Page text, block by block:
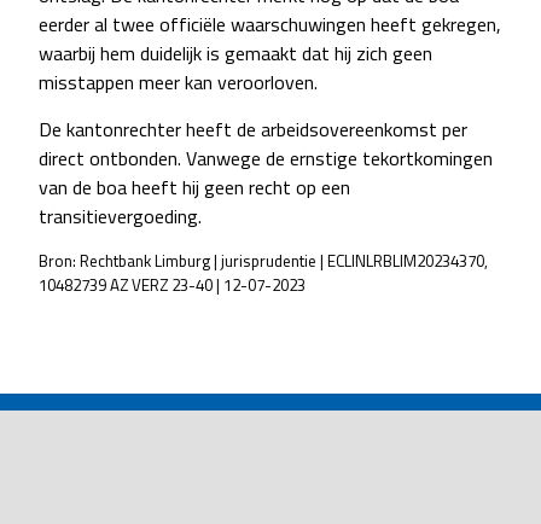
eerder al twee officiële waarschuwingen heeft gekregen,
waarbij hem duidelijk is gemaakt dat hij zich geen
misstappen meer kan veroorloven.
De kantonrechter heeft de arbeidsovereenkomst per
direct ontbonden. Vanwege de ernstige tekortkomingen
van de boa heeft hij geen recht op een
transitievergoeding.
Bron: Rechtbank Limburg | jurisprudentie | ECLINLRBLIM20234370,
10482739 AZ VERZ 23-40 | 12-07-2023
NAVIGATION